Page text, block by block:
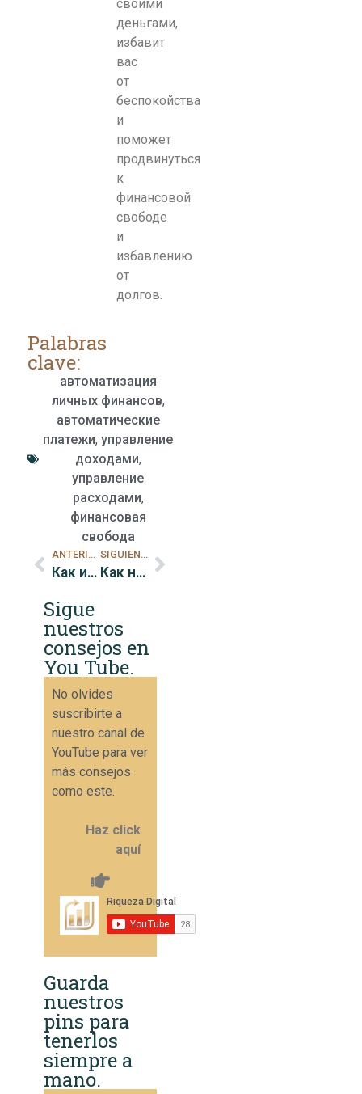
своими
деньгами,
избавит
вас
от
беспокойства
и
поможет
продвинуться
к
финансовой
свободе
и
избавлению
от
долгов.
Palabras
clave:
автоматизация
личных финансов,
автоматические
платежи, управление
доходами,
управление
расходами,
финансовая
свобода
Как избежать импульсивных покупок Как найти лучшие купоны и скидки
Sigue
nuestros
consejos en
You Tube.
No olvides
suscribirte a
nuestro canal de
YouTube para ver
más consejos
como este.
Haz click
aquí
Guarda
nuestros
pins para
tenerlos
siempre a
mano.